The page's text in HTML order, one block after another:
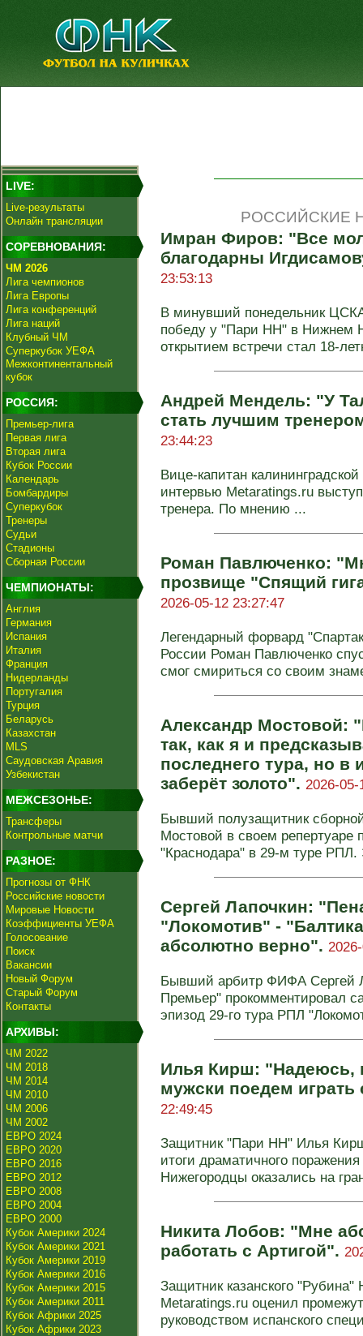
LIVE:
Live-результаты
Онлайн трансляции
СОРЕВНОВАНИЯ:
ЧМ 2026
Лига чемпионов
Лига Европы
Лига конференций
Лига наций
Клубный ЧМ
Суперкубок УЕФА
Межконтинентальный
кубок
РОССИЯ:
Премьер-лига
Первая лига
Вторая лига
Кубок России
Календарь
Бомбардиры
Суперкубок
Тренеры
Судьи
Стадионы
Сборная России
ЧЕМПИОНАТЫ:
Англия
Германия
Испания
Италия
Франция
Нидерланды
Португалия
Турция
Беларусь
Казахстан
MLS
Саудовская Аравия
Узбекистан
МЕЖСЕЗОНЬЕ:
Трансферы
Контрольные матчи
РАЗНОЕ:
Прогнозы от ФНК
Российские новости
Мировые Новости
Коэффициенты УЕФА
Голосование
Поиск
Вакансии
Новый Форум
Старый Форум
Контакты
АРХИВЫ:
ЧМ 2022
ЧМ 2018
ЧМ 2014
ЧМ 2010
ЧМ 2006
ЧМ 2002
ЕВРО 2024
ЕВРО 2020
ЕВРО 2016
ЕВРО 2012
ЕВРО 2008
ЕВРО 2004
ЕВРО 2000
Кубок Америки 2024
Кубок Америки 2021
Кубок Америки 2019
Кубок Америки 2016
Кубок Америки 2015
Кубок Америки 2011
Кубок Африки 2025
Кубок Африки 2023
РОССИЙСКИЕ
Имран Фиров: "Все
благодарны
23:53:13
В минувший понедельник
победу у "Пари НН" в Нижнем
открытием встречи стал 18-
Андрей Мендель: "У
стать лучшим
23:44:23
Вице-капитан
интервью Metaratings.ru
тренера. По мнению ...
Роман Павлюченко:
прозвище "Спящий
2026-05-12 23:27:47
Легендарный форвард
России Роман Павлюченко
смог смириться со своим
Александр Мостовой:
так, как я и
последнего тура, но в
заберёт золото". 2026-05-
Бывший полузащитник
Мостовой в своем репертуаре
"Краснодара" в 29-м туре РПЛ.
Сергей Лапочкин:
"Локомотив" -
абсолютно верно".
Бывший арбитр ФИФА Сергей
Премьер" прокомментировал
эпизод 29-го тура РПЛ
Илья Кирш: "Надеюсь,
мужски поедем
22:49:45
Защитник "Пари НН" Илья
итоги драматичного
Нижегородцы оказались на
Никита Лобов: "Мне
работать с Артигой".
Защитник казанского
Metaratings.ru оценил
руководством испанского